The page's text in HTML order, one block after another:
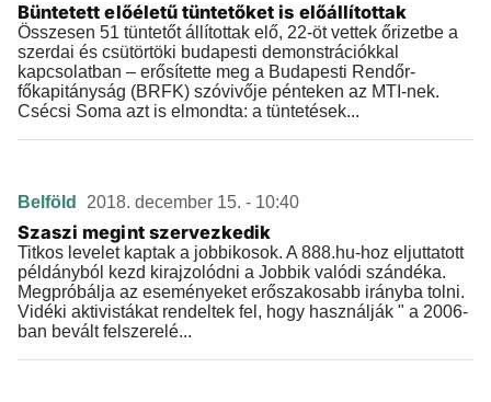
Büntetett előéletű tüntetőket is előállítottak
Összesen 51 tüntetőt állítottak elő, 22-öt vettek őrizetbe a
szerdai és csütörtöki budapesti demonstrációkkal
kapcsolatban – erősítette meg a Budapesti Rendőr-
főkapitányság (BRFK) szóvivője pénteken az MTI-nek.
Csécsi Soma azt is elmondta: a tüntetések...
Belföld 2018. december 15. - 10:40
Szaszi megint szervezkedik
Titkos levelet kaptak a jobbikosok. A 888.hu-hoz eljuttatott
példányból kezd kirajzolódni a Jobbik valódi szándéka.
Megpróbálja az eseményeket erőszakosabb irányba tolni.
Vidéki aktivistákat rendeltek fel, hogy használják " a 2006-
ban bevált felszerelé...